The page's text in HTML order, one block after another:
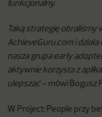
funkcjonalny.
Taką strategię
AchieveGuru.com i
nasza grupa early
aktywnie korzysta z
ulepszać– mówi Bogusz
W Project: People przy